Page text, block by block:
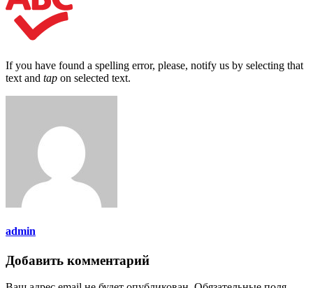
If you have found a spelling error, please, notify us by selecting that
text and tap on selected text.
admin
Добавить комментарий